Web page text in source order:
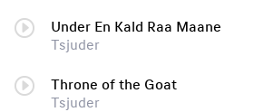
Under En Kald Raa Maane
Tsjuder
Throne of the Goat
Tsjuder